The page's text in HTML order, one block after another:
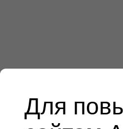
Для